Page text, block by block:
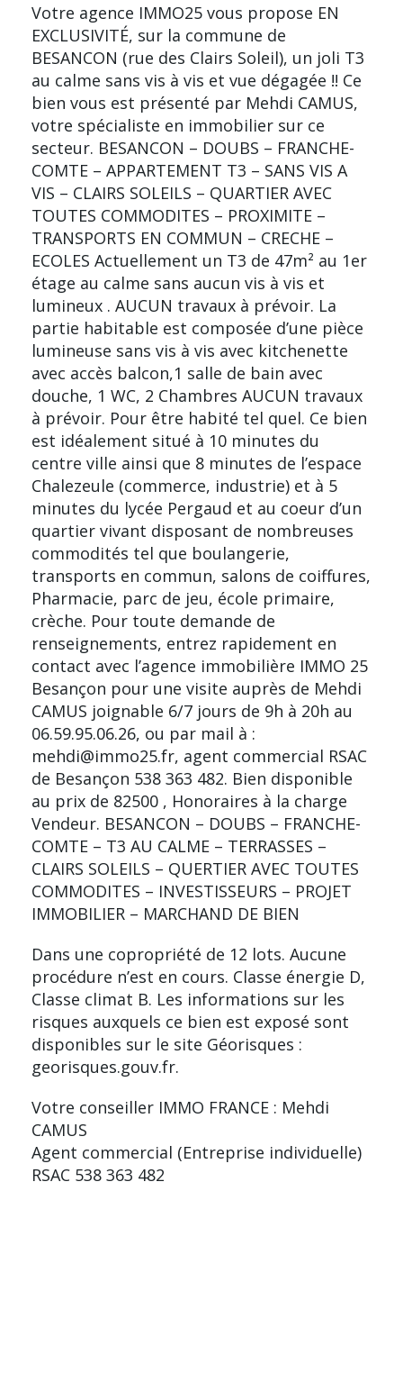
Votre agence IMMO25 vous propose EN
EXCLUSIVITÉ, sur la commune de
BESANCON (rue des Clairs Soleil), un joli T3
au calme sans vis à vis et vue dégagée !! Ce
bien vous est présenté par Mehdi CAMUS,
votre spécialiste en immobilier sur ce
secteur. BESANCON – DOUBS – FRANCHE-
COMTE – APPARTEMENT T3 – SANS VIS A
VIS – CLAIRS SOLEILS – QUARTIER AVEC
TOUTES COMMODITES – PROXIMITE –
TRANSPORTS EN COMMUN – CRECHE –
ECOLES Actuellement un T3 de 47m² au 1er
étage au calme sans aucun vis à vis et
lumineux . AUCUN travaux à prévoir. La
partie habitable est composée d’une pièce
lumineuse sans vis à vis avec kitchenette
avec accès balcon,1 salle de bain avec
douche, 1 WC, 2 Chambres AUCUN travaux
à prévoir. Pour être habité tel quel. Ce bien
est idéalement situé à 10 minutes du
centre ville ainsi que 8 minutes de l’espace
Chalezeule (commerce, industrie) et à 5
minutes du lycée Pergaud et au coeur d’un
quartier vivant disposant de nombreuses
commodités tel que boulangerie,
transports en commun, salons de coiffures,
Pharmacie, parc de jeu, école primaire,
crèche. Pour toute demande de
renseignements, entrez rapidement en
contact avec l’agence immobilière IMMO 25
Besançon pour une visite auprès de Mehdi
CAMUS joignable 6/7 jours de 9h à 20h au
06.59.95.06.26, ou par mail à :
mehdi@immo25.fr, agent commercial RSAC
de Besançon 538 363 482. Bien disponible
au prix de 82500 , Honoraires à la charge
Vendeur. BESANCON – DOUBS – FRANCHE-
COMTE – T3 AU CALME – TERRASSES –
CLAIRS SOLEILS – QUERTIER AVEC TOUTES
COMMODITES – INVESTISSEURS – PROJET
IMMOBILIER – MARCHAND DE BIEN
Dans une copropriété de 12 lots. Aucune
procédure n’est en cours. Classe énergie D,
Classe climat B. Les informations sur les
risques auxquels ce bien est exposé sont
disponibles sur le site Géorisques :
georisques.gouv.fr.
Votre conseiller IMMO FRANCE : Mehdi
CAMUS
Agent commercial (Entreprise individuelle)
RSAC 538 363 482